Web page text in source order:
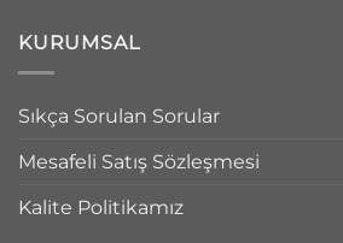
KURUMSAL
Sıkça Sorulan Sorular
Mesafeli Satış Sözleşmesi
Kalite Politikamız